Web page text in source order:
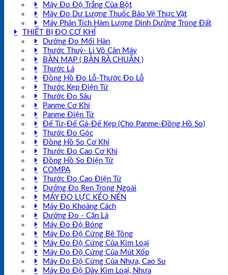
Máy Đo Độ Trắng Của Bột
Máy Đo Dư Lượng Thuốc Bảo Vệ Thực Vật
Máy Phân Tích Hàm Lượng Dinh Dưỡng Trong Đất
THIẾT BỊ ĐO CƠ KHÍ
Dưỡng Đo Mối Hàn
Thước Thuỷ- Li Vô Cân Máy
BÀN MAP ( BÀN RÀ CHUẨN )
Thước Lá
Đồng Hồ Đo Lỗ-Thước Đo Lỗ
Thước Kẹp Điện Tử
Thước Đo Sâu
Panme Cơ Khí
Panme Điện Tử
Đế Từ-Đế Gá-Đế Kẹp (Cho Panme-Đồng Hồ So)
Thước Đo Góc
Đồng Hồ So Cơ Khí
Thước Đo Cao Cơ Khí
Đồng Hồ So Điện Tử
COMPA
Thước Đo Cao Điện Tử
Dưỡng Đo Ren Trong Ngoài
MÁY ĐO LỰC KÉO NÉN
Máy Đo Khoảng Cách
Dưỡng Đo - Căn Lá
Máy Đo Độ Bóng
Máy Đo Độ Cứng Bê Tông
Máy Đo Độ Cứng Của Kim Loại
Máy Đo Độ Cứng Của Mút Xốp
Máy Đo Độ Cứng Của Nhựa, Cao Su
Máy Đo Độ Dày Kim Loại, Nhựa